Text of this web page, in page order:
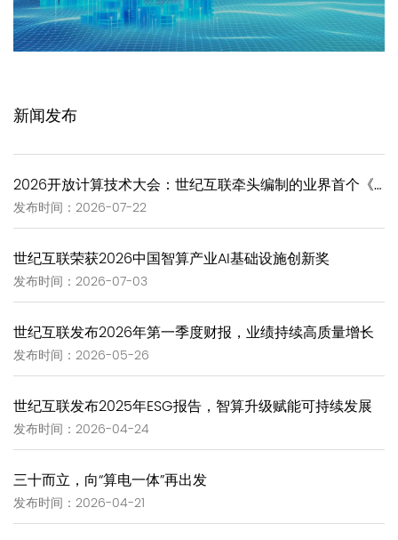
新闻发布
发布时间：2026-07-22
世纪互联荣获2026中国智算产业AI基础设施创新奖
发布时间：2026-07-03
世纪互联发布2026年第一季度财报，业绩持续高质量增长
发布时间：2026-05-26
世纪互联发布2025年ESG报告，智算升级赋能可持续发展
发布时间：2026-04-24
三十而立，向“算电一体”再出发
发布时间：2026-04-21